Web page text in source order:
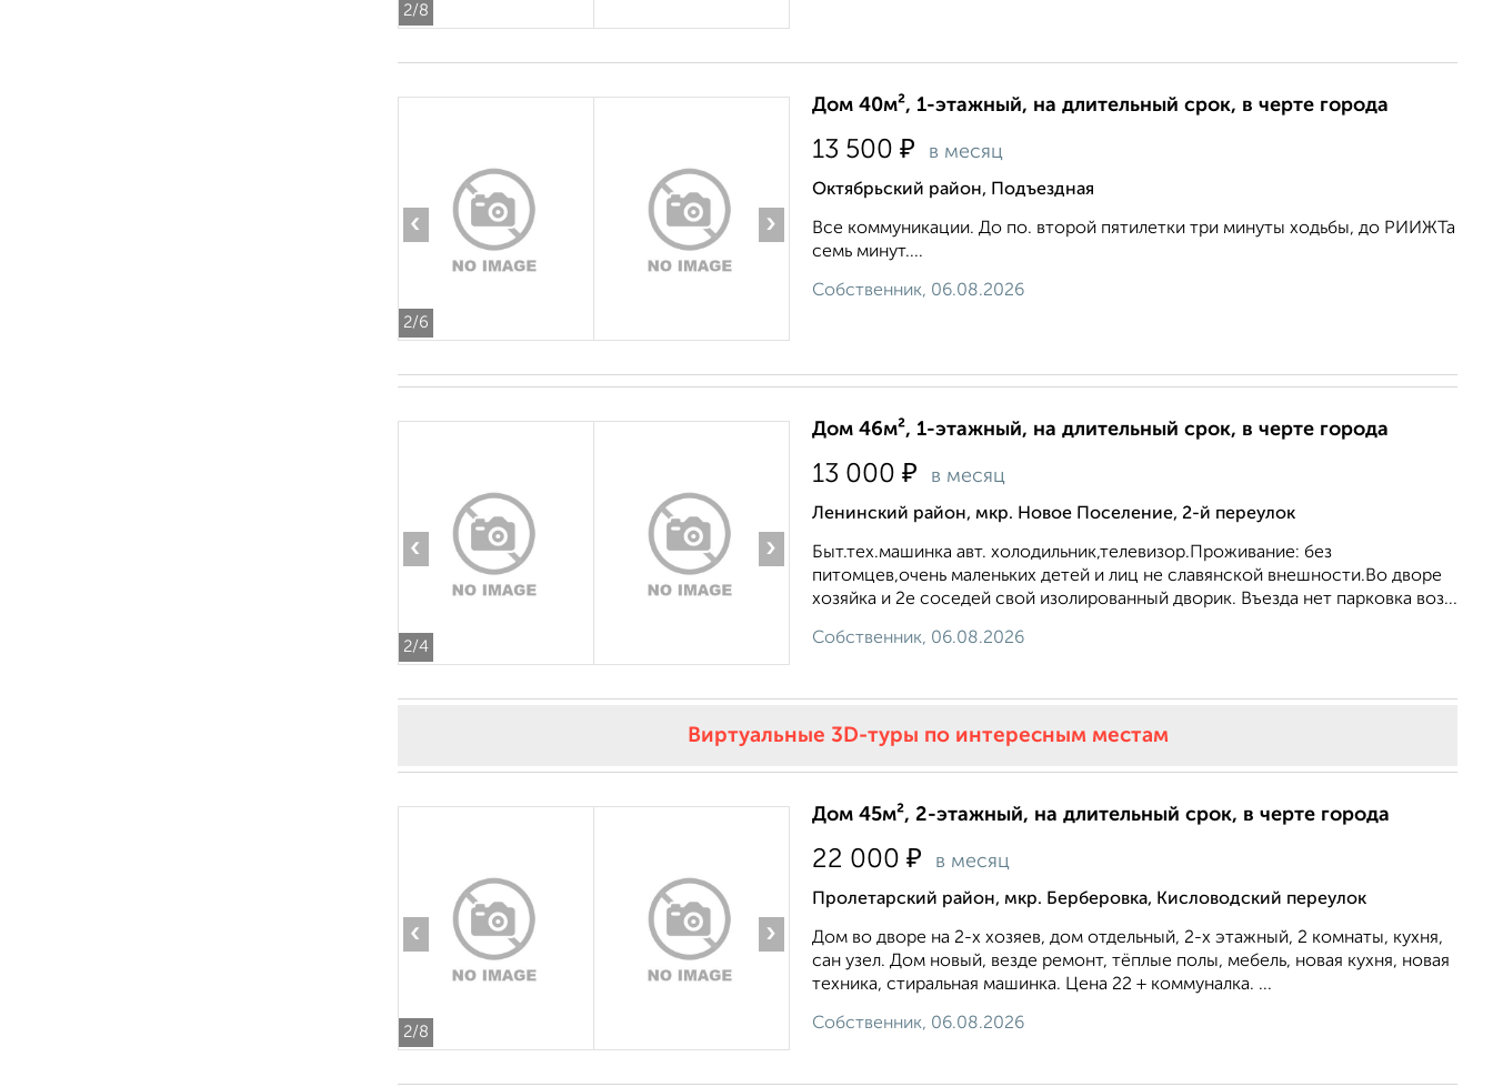
2/8
2/6
‹ ›
Дом 40м², 1-этажный, на длительный срок, в черте города
13 500 ₽ в месяц
Октябрьский район, Подъездная
Все коммуникации. До по. второй пятилетки три минуты ходьбы, до РИИЖТа
семь минут....
Собственник, 06.08.2026
2/4
‹ ›
Дом 46м², 1-этажный, на длительный срок, в черте города
13 000 ₽ в месяц
Ленинский район, мкр. Новое Поселение, 2-й переулок
Быт.тех.машинка авт. холодильник,телевизор.Проживание: без
питомцев,очень маленьких детей и лиц не славянской внешности.Во дворе
хозяйка и 2е соседей свой изолированный дворик. Въезда нет парковка воз...
Собственник, 06.08.2026
Виртуальные 3D-туры по интересным местам
2/8
‹ ›
Дом 45м², 2-этажный, на длительный срок, в черте города
22 000 ₽ в месяц
Пролетарский район, мкр. Берберовка, Кисловодский переулок
Дом во дворе на 2-х хозяев, дом отдельный, 2-х этажный, 2 комнаты, кухня,
сан узел. Дом новый, везде ремонт, тёплые полы, мебель, новая кухня, новая
техника, стиральная машинка. Цена 22 + коммуналка. ...
Собственник, 06.08.2026